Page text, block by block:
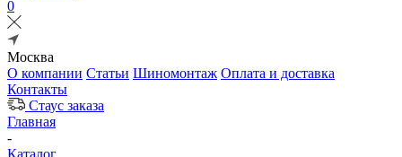
0
Москва
О компании Статьи Шиномонтаж Оплата и доставка
Контакты
Стаус заказа
Главная
-
Каталог